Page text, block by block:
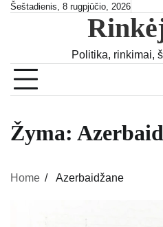
SkipŠeštadienis, 8 rugpjūčio, 2026
Politika, rinkimai,
Žyma:
Home Azerbaidžane